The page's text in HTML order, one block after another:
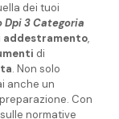
dei tuoi
Dpi 3 Categoria
addestramento,
di
. Non solo
anche un
Con
normative